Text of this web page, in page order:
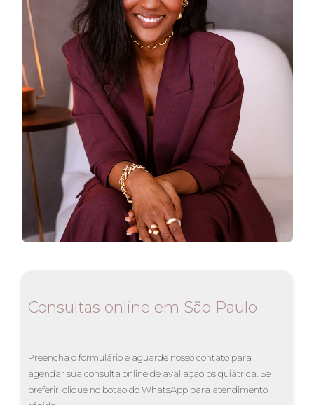
Consultas online em São Paulo
Preencha o formulário e aguarde nosso contato para
agendar sua consulta online de avaliação psiquiátrica. Se
preferir, clique no botão do WhatsApp para atendimento